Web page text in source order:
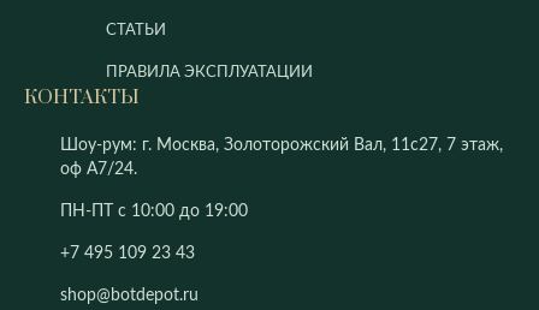
СТАТЬИ
ПРАВИЛА ЭКСПЛУАТАЦИИ
КОНТАКТЫ
Шоу-рум: г. Москва, Золоторожский Вал, 11с27, 7 этаж,
оф А7/24.
ПН-ПТ с 10:00 до 19:00
+7 495 109 23 43
shop@botdepot.ru